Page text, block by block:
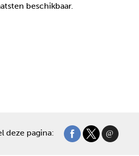
beschikbaar.
deze pagina: